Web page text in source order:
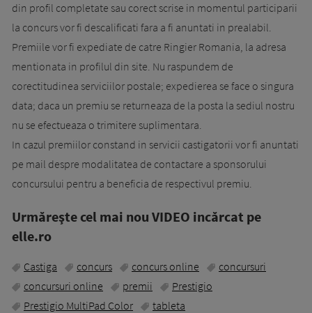
din profil completate sau corect scrise in momentul participarii
la concurs vor fi descalificati fara a fi anuntati in prealabil.
Premiile vor fi expediate de catre Ringier Romania, la adresa
mentionata in profilul din site. Nu raspundem de
corectitudinea serviciilor postale; expedierea se face o singura
data; daca un premiu se returneaza de la posta la sediul nostru
nu se efectueaza o trimitere suplimentara.
In cazul premiilor constand in servicii castigatorii vor fi anuntati
pe mail despre modalitatea de contactare a sponsorului
concursului pentru a beneficia de respectivul premiu.
Urmăreşte cel mai nou VIDEO incărcat pe
elle.ro
Castiga concurs concurs online
concursuri
concursuri online
premii
Prestigio
Prestigio MultiPad Color
tableta